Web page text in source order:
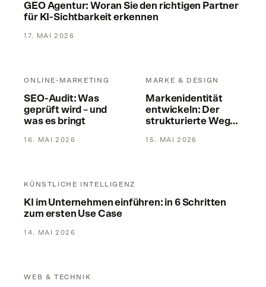
GEO Agentur: Woran Sie den richtigen Partner
für KI-Sichtbarkeit erkennen
17. MAI 2026
ONLINE-MARKETING
SEO-Audit: Was
geprüft wird – und
was es bringt
16. MAI 2026
MARKE & DESIGN
Markenidentität
entwickeln: Der
strukturierte Weg
15. MAI 2026
KÜNSTLICHE INTELLIGENZ
KI im Unternehmen einführen: in 6 Schritten
zum ersten Use Case
14. MAI 2026
WEB & TECHNIK